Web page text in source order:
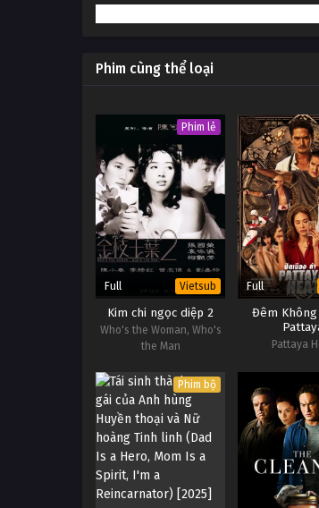
Phim cùng thể loại
Phim lẻ
Full Vietsub
Kim chi ngọc diệp 2
Who's the Woman, Who's
the Man
Full
Đêm
Pattaya
Phim bộ